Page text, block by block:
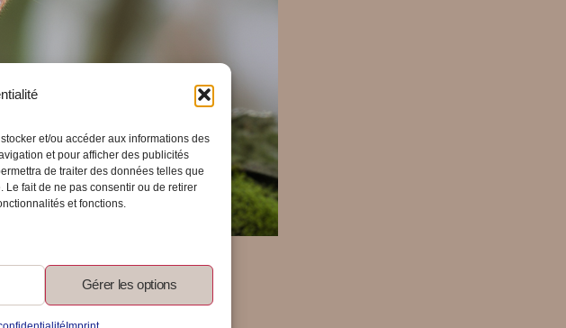
et/ou accéder aux informations des
et pour afficher des publicités
de traiter des données telles que
fait de ne pas consentir ou de retirer
et fonctions.
Gérer les options
avenir serein